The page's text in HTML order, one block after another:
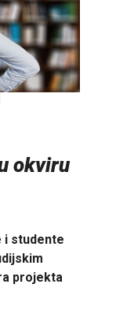
okviru
i studente
projekta